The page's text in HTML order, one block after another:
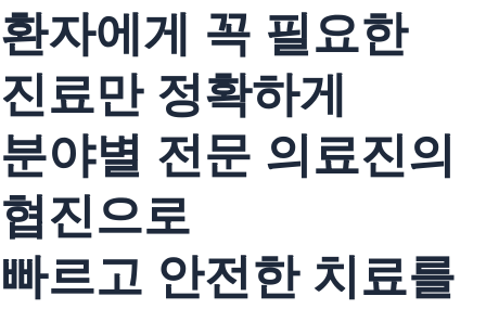
환자에게 꼭 필요한
진료만 정확하게
분야별 전문 의료진의
협진으로
빠르고 안전한 치료를